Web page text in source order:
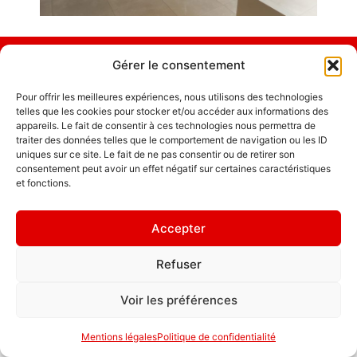
Gérer le consentement
Pour offrir les meilleures expériences, nous utilisons des technologies
telles que les cookies pour stocker et/ou accéder aux informations des
appareils. Le fait de consentir à ces technologies nous permettra de
traiter des données telles que le comportement de navigation ou les ID
uniques sur ce site. Le fait de ne pas consentir ou de retirer son
consentement peut avoir un effet négatif sur certaines caractéristiques
et fonctions.
Accepter
Refuser
Voir les préférences
Mentions légalesPolitique de confidentialité
Emplois
Contact / Accès
Mentions légales
Rappelez-vous
que le chemin
toujours en
construction.
Politique de
confidentialité
GDL Construction
2026
6, Rue des
25580 ÉTALANS